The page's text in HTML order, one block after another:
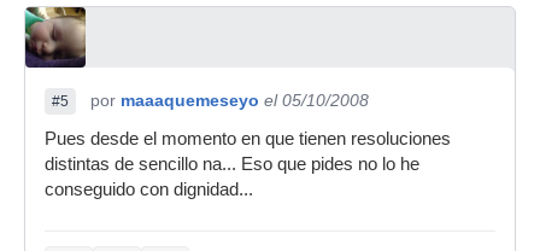
#5 por maaaquemeseyo el 05/10/2008
Pues desde el momento en que tienen resoluciones
distintas de sencillo na... Eso que pides no lo he
conseguido con dignidad...